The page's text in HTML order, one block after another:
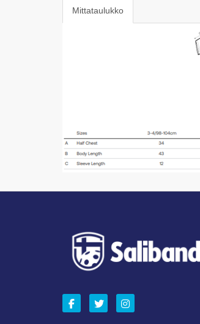
Mittataulukko